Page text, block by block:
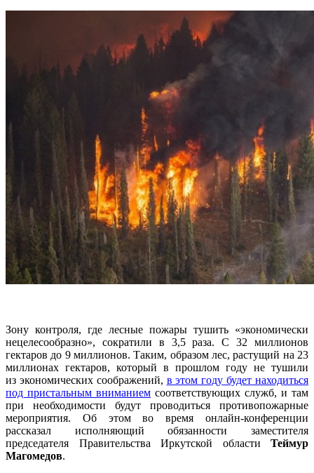
Зону контроля, где лесные пожары тушить «экономически
нецелесообразно», сократили в 3,5 раза. С 32 миллионов
гектаров до 9 миллионов. Таким, образом лес, растущий на 23
миллионах гектаров, который в прошлом году не тушили
из экономических соображений, в этом году будет находиться
под пристальным вниманием соответствующих служб, и там
при необходимости будут проводиться противопожарные
мероприятия. Об этом во время онлайн-конференции
рассказал исполняющий обязанности заместителя
председателя Правительства Иркутской области Теймур
Магомедов.